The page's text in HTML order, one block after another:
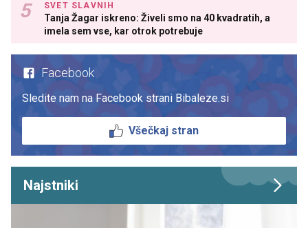
SVET SLAVNIH
Tanja Žagar iskreno: Živeli smo na 40 kvadratih, a
imela sem vse, kar otrok potrebuje
Facebook
Sledite nam na Facebook strani Bibaleze.si
Všečkaj stran
Najstniki